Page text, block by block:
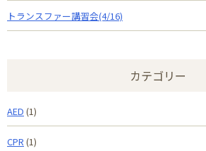
トランスファー講習会(4/16)
カテゴリー
AED (1)
CPR (1)